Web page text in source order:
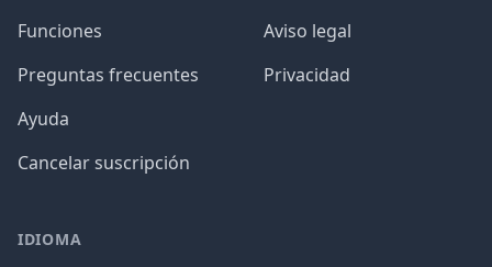
Funciones
Preguntas frecuentes
Ayuda
Cancelar suscripción
Aviso legal
Privacidad
IDIOMA